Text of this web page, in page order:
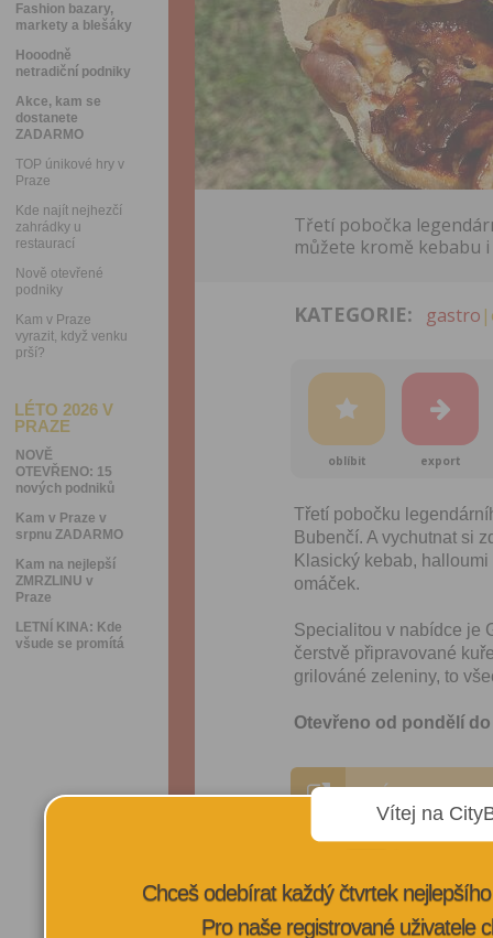
Fashion bazary,
markety a blešáky
Hooodně
netradiční podniky
Akce, kam se
dostanete
ZADARMO
TOP únikové hry v
Praze
Kde najít nejhezčí
zahrádky u
restaurací
Nově otevřené
podniky
Kam v Praze
vyrazit, když venku
prší?
LÉTO 2026 V
PRAZE
NOVĚ
OTEVŘENO: 15
nových podniků
Kam v Praze v
srpnu ZADARMO
Kam na nejlepší
ZMRZLINU v
Praze
LETNÍ KINA: Kde
všude se promítá
Třetí pobočka
můžete kromě kebabu
KATEGORIE: gastro
oblíbit export
Třetí pobočku
Bubenčí. A vychutnat si
Klasický kebab,
omáček.
Specialitou v nabídce je
čerstvě připravované
grilováné zeleniny, to
Otevřeno od pondělí do
VÍCE
Vítej na
Chceš odebírat každý čtvrtek
Pro naše registrované uživatele